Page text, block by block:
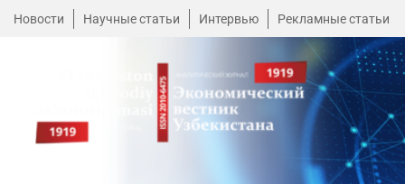
Новости Научные статьи Интервью Рекламные статьи